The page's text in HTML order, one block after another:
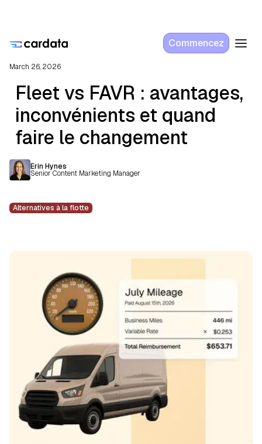
Commencez
March 26, 2026
Fleet vs FAVR : avantages,
inconvénients et quand
faire le changement
Erin Hynes
Senior Content Marketing Manager
Alternatives à la flotte